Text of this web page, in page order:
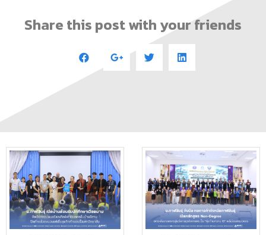
Share this post with your friends